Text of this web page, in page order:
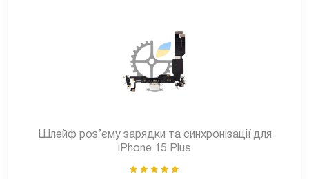
Шлейф роз’єму зарядки та синхронізації для
iPhone 15 Plus